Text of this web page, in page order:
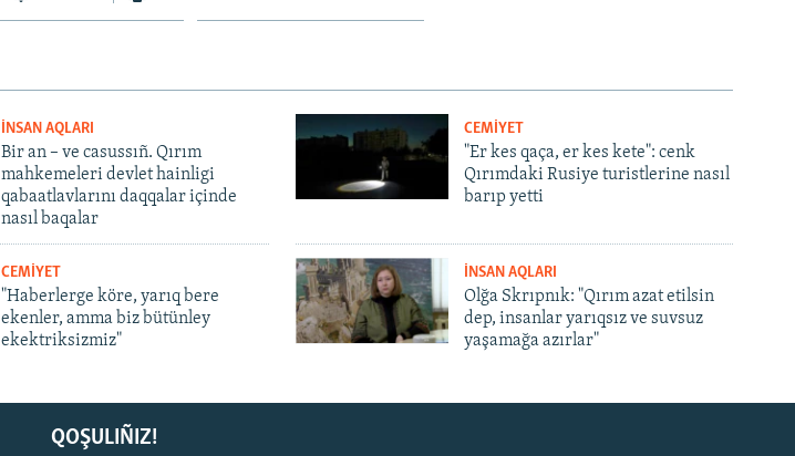
İNSAN AQLARI
Bir an – ve casussıñ. Qırım
mahkemeleri devlet hainligi
qabaatlavlarını daqqalar içinde
nasıl baqalar
CEMİYET
"Er kes qaça, er kes kete": cenk
Qırımdaki Rusiye turistlerine nasıl
barıp yetti
CEMİYET
"Haberlerge köre, yarıq bere
ekenler, amma biz bütünley
ekektriksizmiz"
İNSAN AQLARI
Olğa Skrıpnık: "Qırım azat etilsin
dep, insanlar yarıqsız ve suvsuz
yaşamağa azırlar"
QOŞULIÑIZ!